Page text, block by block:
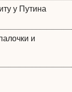
у Путина
и